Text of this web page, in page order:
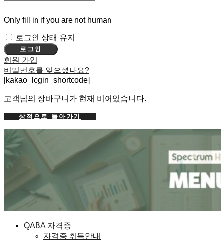
Only fill in if you are not human
로그인 상태 유지
회원 가입
비밀번호를 잊으셨나요?
[kakao_login_shortcode]
고객님의 장바구니가 현재 비어있습니다.
상점으로 돌아가기
QABA 자격증
자격증 취득안내